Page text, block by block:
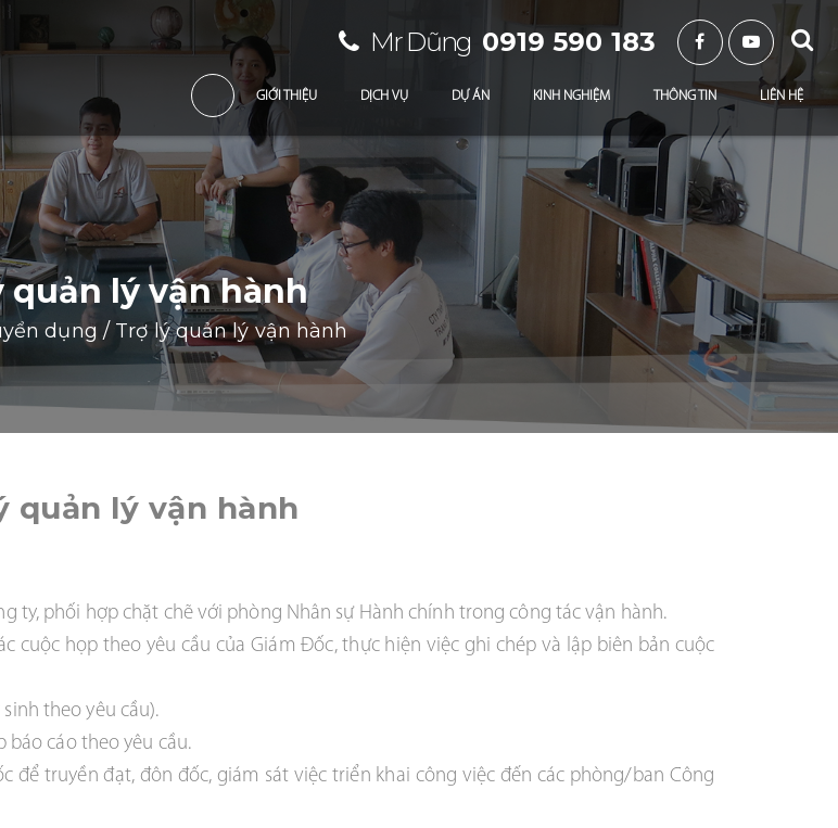
Mr Dũng 0919 590 183
GIỚI THIỆU DỊCH VỤ DỰ ÁN KINH NGHIỆM THÔNG TIN LIÊN HỆ
quản lý vận hành
dụng / Trợ lý quản lý vận hành
quản lý vận hành
ty, phối hợp chặt chẽ với phòng Nhân sự Hành chính trong công tác vận hành.
cuộc họp theo yêu cầu của Giám Đốc, thực hiện việc ghi chép và lập biên bản cuộc
theo yêu cầu).
báo cáo theo yêu cầu.
để truyền đạt, đôn đốc, giám sát việc triển khai công việc đến các phòng/ban Công